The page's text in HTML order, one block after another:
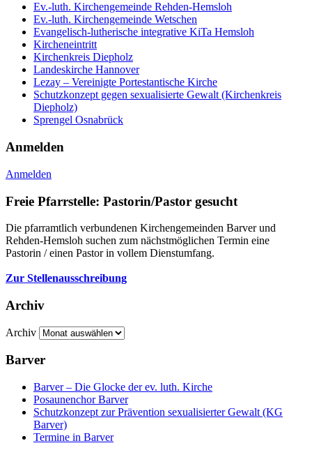
Ev.-luth. Kirchengemeinde Rehden-Hemsloh
Ev.-luth. Kirchengemeinde Wetschen
Evangelisch-lutherische integrative KiTa Hemsloh
Kircheneintritt
Kirchenkreis Diepholz
Landeskirche Hannover
Lezay – Vereinigte Portestantische Kirche
Schutzkonzept gegen sexualisierte Gewalt (Kirchenkreis
Diepholz)
Sprengel Osnabrück
Anmelden
Anmelden
Freie Pfarrstelle: Pastorin/Pastor gesucht
Die pfarramtlich verbundenen Kirchengemeinden Barver und
Rehden-Hemsloh suchen zum nächstmöglichen Termin eine
Pastorin / einen Pastor in vollem Dienstumfang.
Zur Stellenausschreibung
Archiv
Archiv
Barver
Barver – Die Glocke der ev. luth. Kirche
Posaunenchor Barver
Schutzkonzept zur Prävention sexualisierter Gewalt (KG
Barver)
Termine in Barver